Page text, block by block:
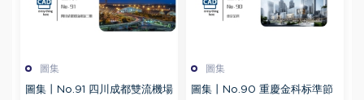
圖集
圖集丨No.91 四川成都雙流機場
圖集
圖集丨No.90 重慶金科标準節